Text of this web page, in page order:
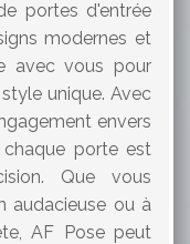
portes d'entrée
modernes et
avec vous pour
unique. Avec
envers
porte est
Que vous
audacieuse ou à
AF Pose peut